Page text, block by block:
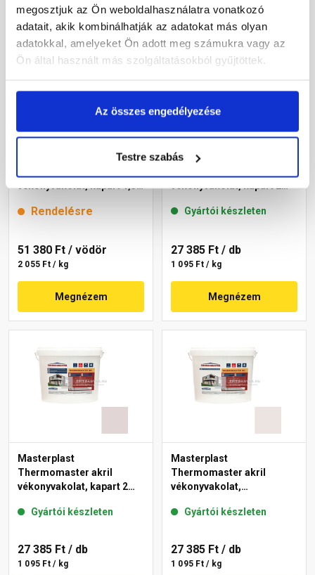
megosztjuk az Ön weboldalhasználatra vonatkozó
adatait, akik kombinálhatják az adatokat más olyan
adatokkal, amelyeket Ön adott meg számukra vagy az
Ön által használt más szolgáltatásokból gyűjtöttek.
Az összes engedélyezése
Testre szabás
Cemix 2737 SiliconOLA
vékonyvakolat, kapart 1,5
Rendelésre
51 380 Ft / vödör
2 055 Ft / kg
Megnézem
Masterplast
vékonyvakolat, kapart 2
Gyártói készleten
27 385 Ft / db
1 095 Ft / kg
Megnézem
Masterplast
Thermomaster akril
vékonyvakolat, kapart 2
Gyártói készleten
27 385 Ft / db
1 095 Ft / kg
Masterplast
Thermomaster akril
vékonyvakolat,
49-F 25 kg
Gyártói készleten
27 385 Ft / db
1 095 Ft / kg